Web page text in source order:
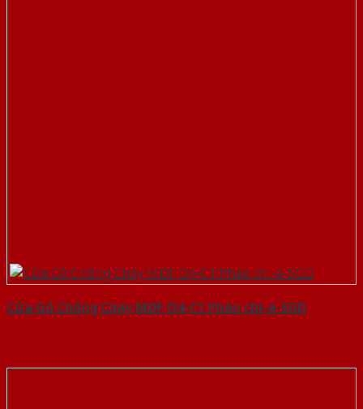
Cửa Gỗ Chống Cháy MDF O4-C1 Phào chi-a-SGD